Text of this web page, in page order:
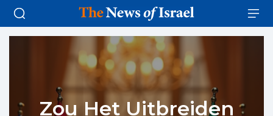
Zou Het Uitbreiden